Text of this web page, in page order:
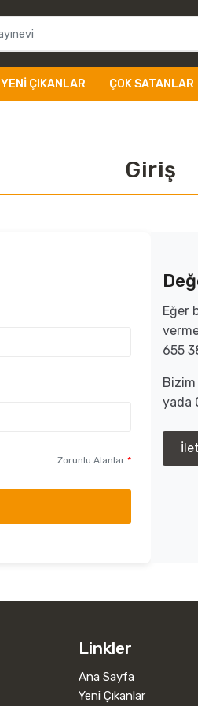
YENI ÇIKANLAR ÇOK SATANLAR
Giriş
Zorunlu Alanlar *
Eğer
655
yada
Linkler
Ana Sayfa
Yeni Çıkanlar